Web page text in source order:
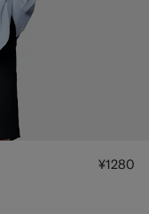
¥1280